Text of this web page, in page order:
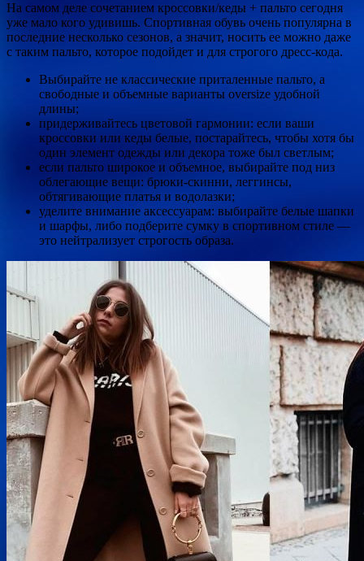
На самом деле сочетанием кроссовки/кеды + пальто сегодня
уже мало кого удивишь. Спортивная обувь очень популярна в
последние несколько сезонов, а значит, носить ее можно даже
с таким пальто, которое подойдет и для строгого дресс-кода.
Выбирайте не классические приталенные пальто, а
свободные и объемные варианты oversize удобной
длины;
придерживайтесь цветовой гармонии: если ваши
кроссовки или кеды белые, постарайтесь, чтобы хотя бы
один элемент одежды или декора тоже был светлым;
если пальто широкое и объемное, выбирайте под низ
облегающие вещи: брюки-скинни, леггинсы,
обтягивающие платья и водолазки;
уделите внимание аксессуарам: выбирайте белые шапки
и шарфы, либо подберите сумку в спортивном стиле —
это нейтрализует строгость образа.